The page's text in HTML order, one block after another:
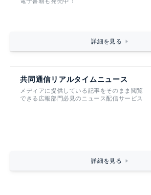
詳細を見る
共同通信リアルタイムニュース
メディアに提供している記事をそのまま閲覧
できる広報部門必見のニュース配信サービス
詳細を見る